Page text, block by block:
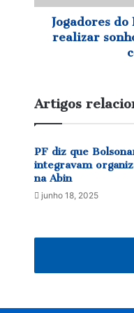
de
criançaJogadores
realizar
Artigos
PF diz que
integravam
na Abin
junho 18, 2025